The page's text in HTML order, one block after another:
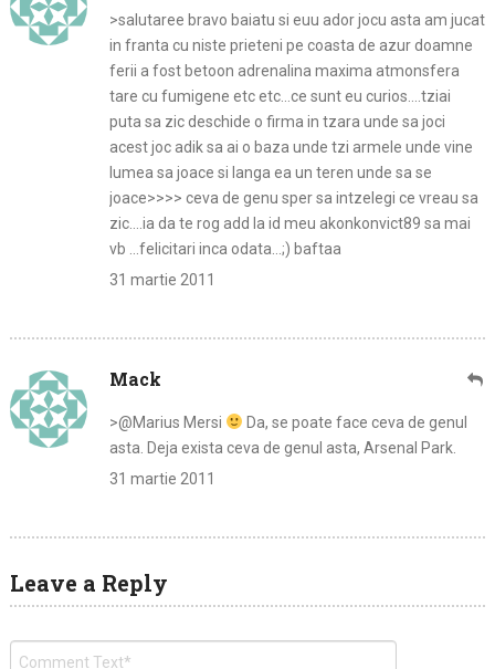
>salutaree bravo baiatu si euu ador jocu asta am jucat
in franta cu niste prieteni pe coasta de azur doamne
ferii a fost betoon adrenalina maxima atmonsfera
tare cu fumigene etc etc…ce sunt eu curios….tziai
puta sa zic deschide o firma in tzara unde sa joci
acest joc adik sa ai o baza unde tzi armele unde vine
lumea sa joace si langa ea un teren unde sa se
joace>>>> ceva de genu sper sa intzelegi ce vreau sa
zic….ia da te rog add la id meu akonkonvict89 sa mai
vb …felicitari inca odata…;) baftaa
31 martie 2011
Mack
>@Marius Mersi
Da, se poate face ceva de genul
asta. Deja exista ceva de genul asta, Arsenal Park.
31 martie 2011
Leave a Reply